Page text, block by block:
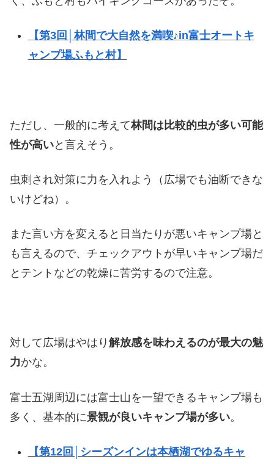
【第3回│林間で大自然を満喫♪in富士オートキ
ャンプ場ふもと村】
ただし、一般的に考えて林間は比較的虫が多い可能
性が高いと言えそう。
虫刺され対策に力を入れよう（広場でも油断できな
いけどね）。
また言い方を変えると日当たりが悪いキャンプ場と
も言えるので、チェックアウトが早いキャンプ場だ
とテントなどの乾燥に苦労するので注意。
対して広場はやはり 解放感を味わえるのが最大の魅
力かな。
富士五湖周辺には富士山を一望できるキャンプ場も
多く、基本的に景観が良いキャンプ場が多い。
【第12回│シーズンインは本栖湖でゆるキャ